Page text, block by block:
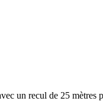
un recul de 25 mètres